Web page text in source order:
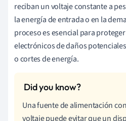
reciban un voltaje constante a
la energía de entrada o en la
proceso es esencial para
electrónicos de daños
o cortes de energía.
Una fuente de alimentación
voltaje puede evitar que un